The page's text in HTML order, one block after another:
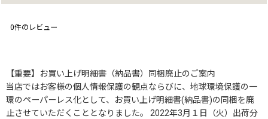
0件のレビュー
【重要】お買い上げ明細書（納品書）同梱廃止のご案内
当店ではお客様の個人情報保護の観点ならびに、地球環境保護の一
環のペーパーレス化として、お買い上げ明細書(納品書)の同梱を廃
止させていただくこととなりました。 2022年3月１日（火）出荷分